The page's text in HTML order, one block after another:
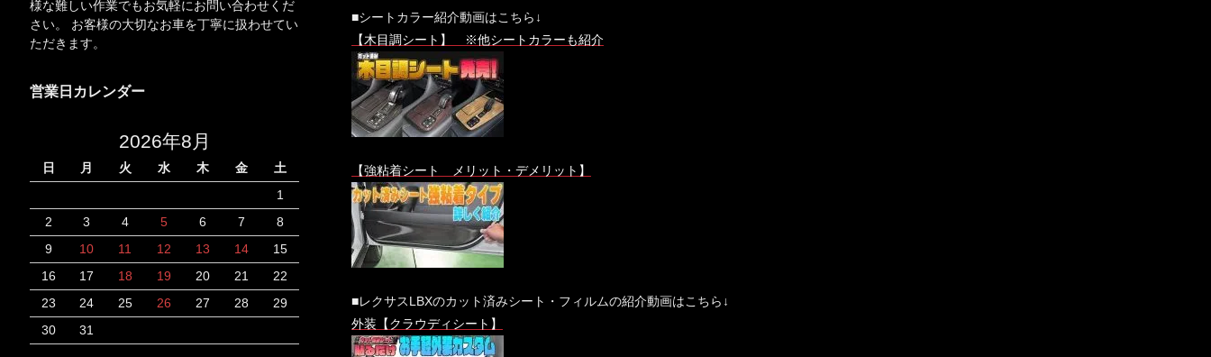
■シートカラー紹介動画はこちら↓
【木目調シート】 ※他シートカラーも紹介
【強粘着シート メリット・デメリット】
■レクサスLBXのカット済みシート・フィルムの紹介動画はこちら↓
外装【クラウディシート】
様な難しい作業でもお気軽にお問い合わせくだ
さい。 お客様の大切なお車を丁寧に扱わせてい
ただきます。
営業日カレンダー
2026年8月
日 月 火 水 木 金
土
1
2
3 4 5 6 7
8
9
10 11 12 13 14
15
16
17 18 19 20 21
22
23
24 25 26 27 28
29
30
31